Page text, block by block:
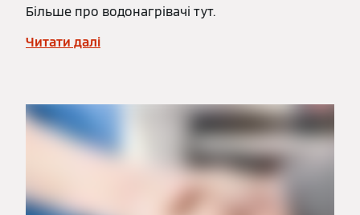
Більше про водонагрівачі тут.
Читати далі